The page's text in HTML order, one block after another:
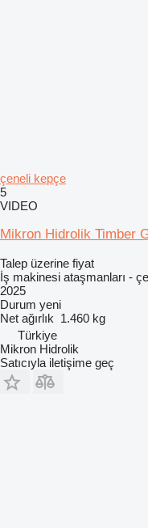
çeneli kepçe
5
VIDEO
Mikron Hidrolik Timber
Talep üzerine fiyat
İş makinesi ataşmanları -
2025
Durum yeni
Net ağırlık 1.460 kg
Türkiye
Mikron Hidrolik
Satıcıyla iletişime geç